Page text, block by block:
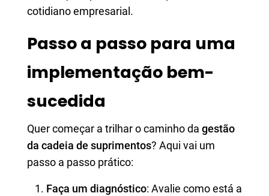
cotidiano empresarial.
Passo a passo para uma
implementação bem-
sucedida
Quer começar a trilhar o caminho da gestão
da cadeia de suprimentos? Aqui vai um
passo a passo prático:
Faça um diagnóstico: Avalie como está a